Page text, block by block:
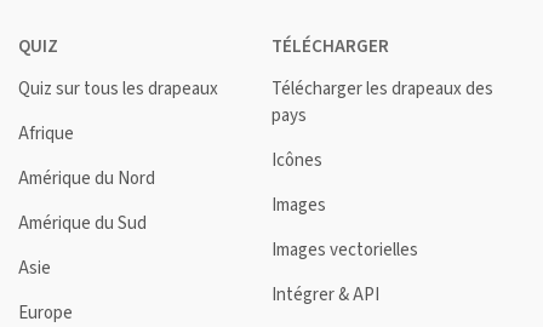
QUIZ
Quiz sur tous les drapeaux
Afrique
Amérique du Nord
Amérique du Sud
Asie
Europe
TÉLÉCHARGER
Télécharger les drapeaux des
pays
Icônes
Images
Images vectorielles
Intégrer & API